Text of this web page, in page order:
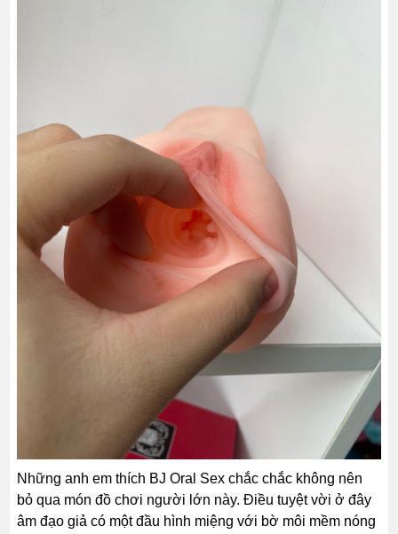
Những anh em thích BJ Oral Sex chắc chắc không nên
bỏ qua món đồ chơi người lớn này. Điều tuyệt vời ở đây
âm đạo giả có một đầu hình miệng với bờ môi mềm nóng